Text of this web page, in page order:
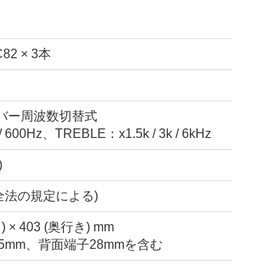
× 3本
ー周波数切替式
600Hz、TREBLE：x1.5k / 3k / 6kHz
法の規定による)
× 403 (奥行き) mm
、背面端子28mmを含む